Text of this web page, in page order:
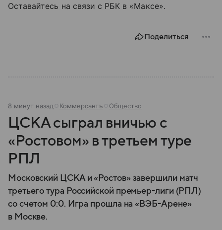
Оставайтесь на связи с РБК в «Максе».
Поделиться
8 минут назад Коммерсантъ Общество
ЦСКА сыграл вничью с
«Ростовом» в третьем туре
РПЛ
Московский ЦСКА и «Ростов» завершили матч
третьего тура Российской премьер-лиги (РПЛ)
со счетом 0:0. Игра прошла на «ВЭБ-Арене»
в Москве.